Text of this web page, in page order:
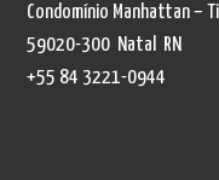
Condomínio Manhattan –
59020-300 Natal RN
+55 84 3221-0944